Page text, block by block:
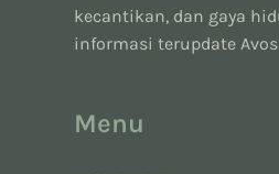
kecantikan, dan gaya
informasi terupdate
Menu